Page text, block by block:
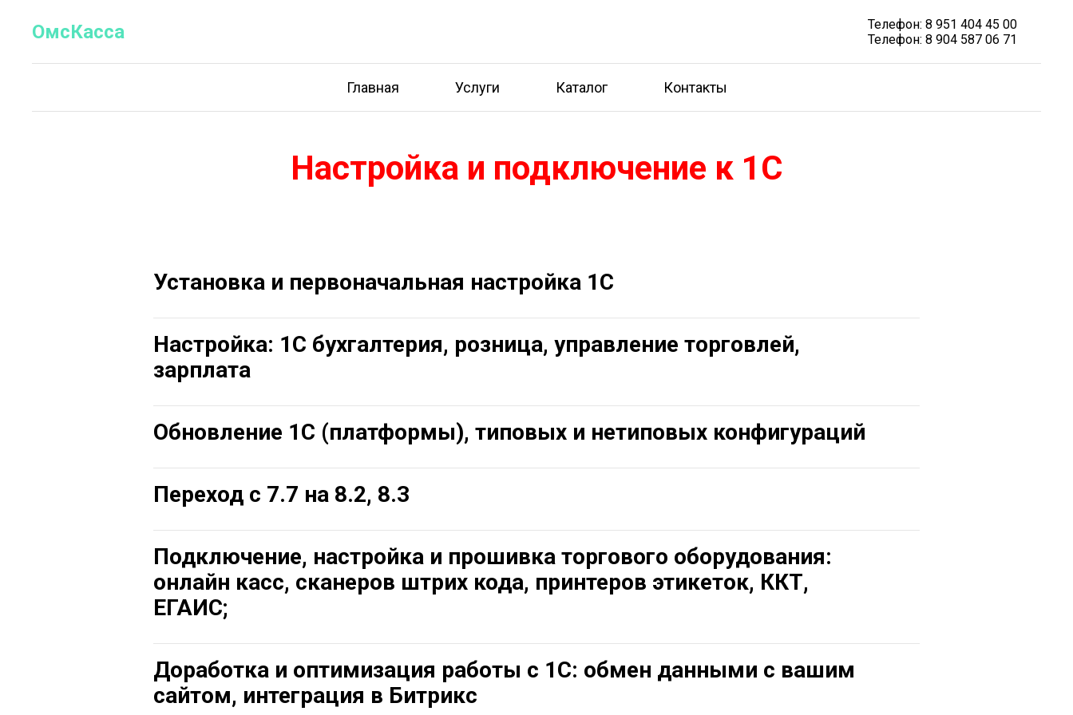
OмсКасса
Телефон: 8 951 404 45 00
Телефон: 8 904 587 06 71
Главная Услуги Каталог Контакты
Настройка и подключение к 1С
Установка и первоначальная настройка 1С
Настройка: 1С бухгалтерия, розница, управление торговлей,
зарплата
Обновление 1С (платформы), типовых и нетиповых конфигураций
Переход с 7.7 на 8.2, 8.3
Подключение, настройка и прошивка торгового оборудования:
онлайн касс, сканеров штрих кода, принтеров этикеток, ККТ,
ЕГАИС;
Доработка и оптимизация работы с 1С: обмен данными с вашим
сайтом, интеграция в Битрикс